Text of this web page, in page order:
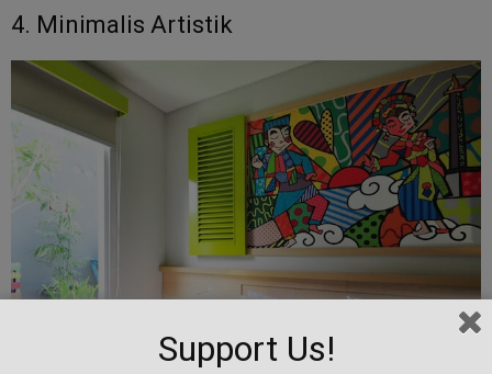
4. Minimalis Artistik
Support Us!